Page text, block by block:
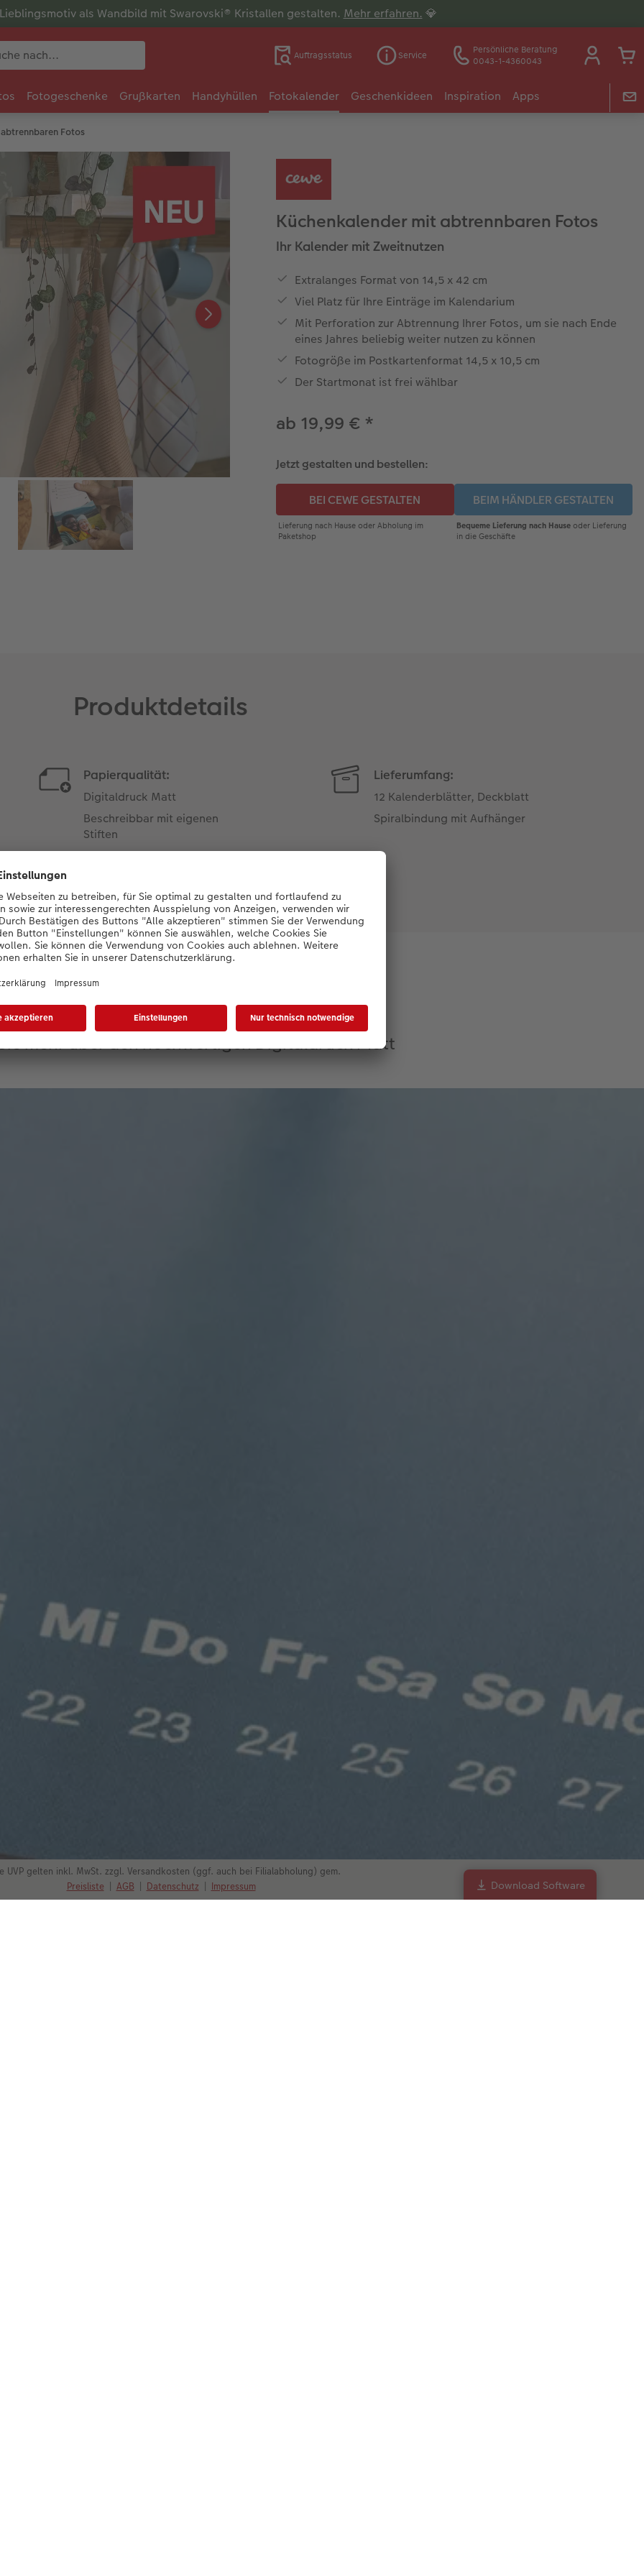
als Wandbild mit Swarovski® Kristallen gestalten. Mehr erfahren. 💎
Auftragsstatus Service
Persönliche Beratung
0043-1-4360043
Fotogeschenke Grußkarten Handyhüllen Fotokalender Geschenkideen Inspiration Apps
Fotos
Küchenkalender mit abtrennbaren Fotos
Ihr Kalender mit Zweitnutzen
Extralanges Format von 14,5 x 42 cm
Viel Platz für Ihre Einträge im Kalendarium
Mit Perforation zur Abtrennung Ihrer Fotos, um sie nach Ende
eines Jahres beliebig weiter nutzen zu können
Fotogröße im Postkartenformat 14,5 x 10,5 cm
Der Startmonat ist frei wählbar
ab 19,99 € *
Jetzt gestalten und bestellen:
Produktdetails
Papierqualität:
Digitaldruck Matt
Beschreibbar mit eigenen
Stiften
Lieferumfang:
12 Kalenderblätter, Deckblatt
Spiralbindung mit Aufhänger
über unser edles Papier
mehr über den hochwertigen Digitaldruck Matt
UVP gelten inkl. MwSt. zzgl. Versandkosten (ggf. auch bei Filialabholung) gem.
Preisliste | AGB | Datenschutz | Impressum Download Software